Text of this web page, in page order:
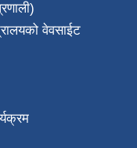
वेवसाईट